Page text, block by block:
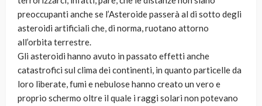
preoccupanti anche se l’Asteroide passerà al di sotto degli
asteroidi artificiali che, di norma, ruotano attorno
all’orbita terrestre.
Gli asteroidi hanno avuto in passato effetti anche
catastrofici sul clima dei continenti, in quanto particelle da
loro liberate, fumi e nebulose hanno creato un vero e
proprio schermo oltre il quale i raggi solari non potevano